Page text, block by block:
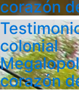
corazón
colonial
corazón